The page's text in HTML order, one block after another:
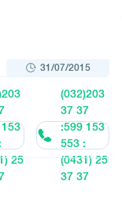
31/07/2015
25
(032)203
37 37
:599 153
553 :
(0431) 25
37 37